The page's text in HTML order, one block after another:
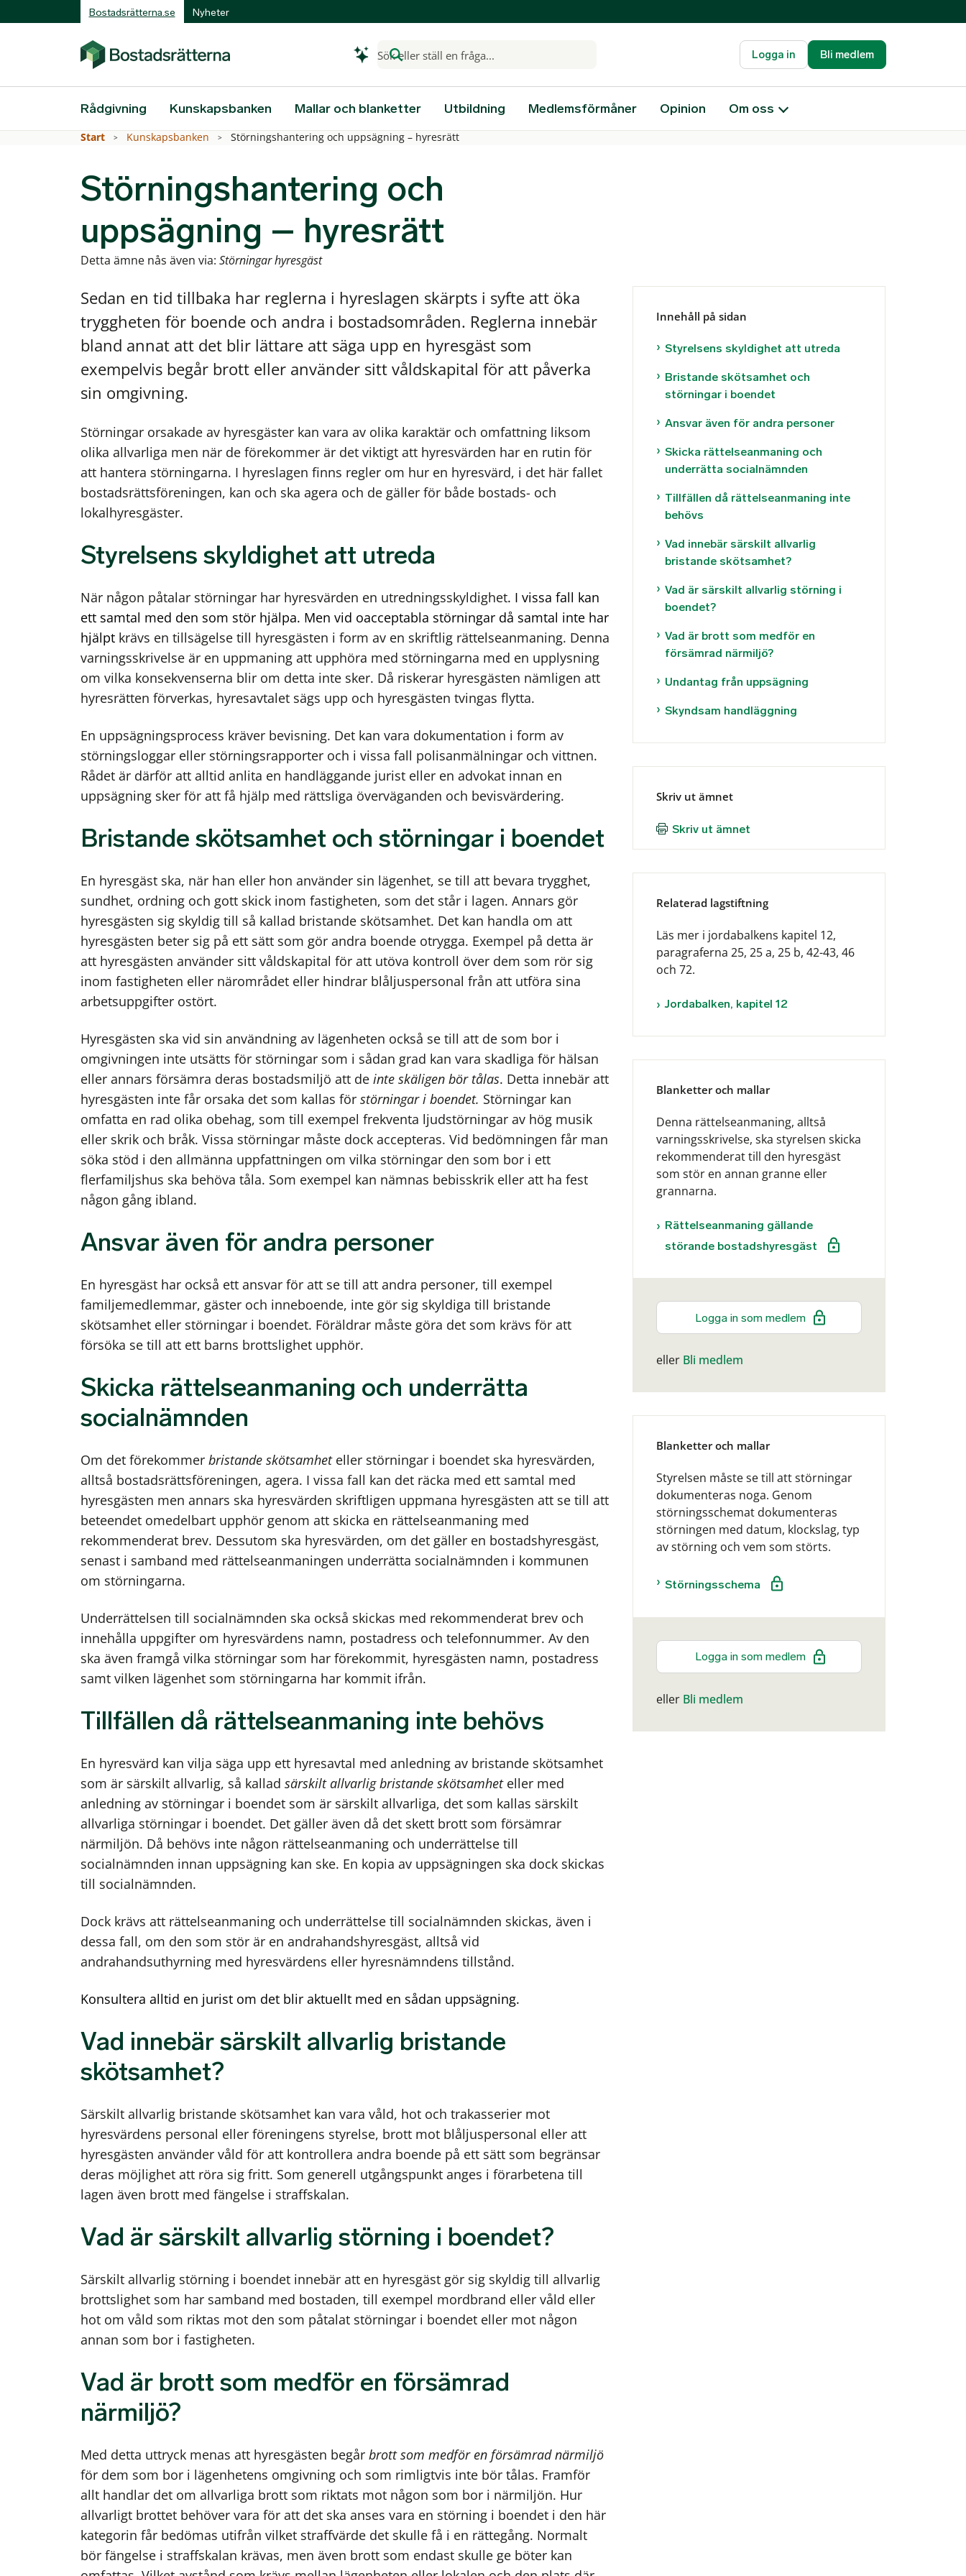
Bostadsrätterna.se Nyheter
Logga in Bli medlem
Sök eller ställ en fråga...
Rådgivning Kunskapsbanken Mallar och blanketter Utbildning Medlemsförmåner Opinion Om oss
Start Kunskapsbanken Störningshantering och uppsägning – hyresrätt
Störningshantering och
uppsägning – hyresrätt
Detta ämne nås även via: Störningar hyresgäst
Innehåll på sidan
Styrelsens skyldighet att utreda
Bristande skötsamhet och
störningar i boendet
Ansvar även för andra personer
Skicka rättelseanmaning och
underrätta socialnämnden
Tillfällen då rättelseanmaning inte
behövs
Vad innebär särskilt allvarlig
bristande skötsamhet?
Vad är särskilt allvarlig störning i
boendet?
Vad är brott som medför en
försämrad närmiljö?
Undantag från uppsägning
Skyndsam handläggning
Skriv ut ämnet
Skriv ut ämnet
Relaterad lagstiftning
Läs mer i jordabalkens kapitel 12,
paragraferna 25, 25 a, 25 b, 42-43, 46
och 72.
Jordabalken, kapitel 12
Blanketter och mallar
Denna rättelseanmaning, alltså
varningsskrivelse, ska styrelsen skicka
rekommenderat till den hyresgäst
som stör en annan granne eller
grannarna.
Rättelseanmaning gällande
störande bostadshyresgäst
Logga in som medlem
eller Bli medlem
Blanketter och mallar
Styrelsen måste se till att störningar
dokumenteras noga. Genom
störningsschemat dokumenteras
störningen med datum, klockslag, typ
av störning och vem som störts.
Störningsschema
Logga in som medlem
eller Bli medlem
Sedan en tid tillbaka har reglerna i hyreslagen skärpts i syfte att öka
tryggheten för boende och andra i bostadsområden. Reglerna innebär
bland annat att det blir lättare att säga upp en hyresgäst som
exempelvis begår brott eller använder sitt våldskapital för att påverka
sin omgivning.
Störningar orsakade av hyresgäster kan vara av olika karaktär och omfattning liksom
olika allvarliga men när de förekommer är det viktigt att hyresvärden har en rutin för
att hantera störningarna. I hyreslagen finns regler om hur en hyresvärd, i det här fallet
bostadsrättsföreningen, kan och ska agera och de gäller för både bostads- och
lokalhyresgäster.
Styrelsens skyldighet att utreda
När någon påtalar störningar har hyresvärden en utredningsskyldighet. I vissa fall kan
ett samtal med den som stör hjälpa. Men vid oacceptabla störningar då samtal inte har
hjälpt krävs en tillsägelse till hyresgästen i form av en skriftlig rättelseanmaning. Denna
varningsskrivelse är en uppmaning att upphöra med störningarna med en upplysning
om vilka konsekvenserna blir om detta inte sker. Då riskerar hyresgästen nämligen att
hyresrätten förverkas, hyresavtalet sägs upp och hyresgästen tvingas flytta.
En uppsägningsprocess kräver bevisning. Det kan vara dokumentation i form av
störningsloggar eller störningsrapporter och i vissa fall polisanmälningar och vittnen.
Rådet är därför att alltid anlita en handläggande jurist eller en advokat innan en
uppsägning sker för att få hjälp med rättsliga överväganden och bevisvärdering.
Bristande skötsamhet och störningar i boendet
En hyresgäst ska, när han eller hon använder sin lägenhet, se till att bevara trygghet,
sundhet, ordning och gott skick inom fastigheten, som det står i lagen. Annars gör
hyresgästen sig skyldig till så kallad bristande skötsamhet. Det kan handla om att
hyresgästen beter sig på ett sätt som gör andra boende otrygga. Exempel på detta är
att hyresgästen använder sitt våldskapital för att utöva kontroll över dem som rör sig
inom fastigheten eller närområdet eller hindrar blåljuspersonal från att utföra sina
arbetsuppgifter ostört.
Hyresgästen ska vid sin användning av lägenheten också se till att de som bor i
omgivningen inte utsätts för störningar som i sådan grad kan vara skadliga för hälsan
eller annars försämra deras bostadsmiljö att de inte skäligen bör tålas. Detta innebär att
hyresgästen inte får orsaka det som kallas för störningar i boendet. Störningar kan
omfatta en rad olika obehag, som till exempel frekventa ljudstörningar av hög musik
eller skrik och bråk. Vissa störningar måste dock accepteras. Vid bedömningen får man
söka stöd i den allmänna uppfattningen om vilka störningar den som bor i ett
flerfamiljshus ska behöva tåla. Som exempel kan nämnas bebisskrik eller att ha fest
någon gång ibland.
Ansvar även för andra personer
En hyresgäst har också ett ansvar för att se till att andra personer, till exempel
familjemedlemmar, gäster och inneboende, inte gör sig skyldiga till bristande
skötsamhet eller störningar i boendet. Föräldrar måste göra det som krävs för att
försöka se till att ett barns brottslighet upphör.
Skicka rättelseanmaning och underrätta
socialnämnden
Om det förekommer bristande skötsamheteller störningar i boendet ska hyresvärden,
alltså bostadsrättsföreningen, agera. I vissa fall kan det räcka med ett samtal med
hyresgästen men annars ska hyresvärden skriftligen uppmana hyresgästen att se till att
beteendet omedelbart upphör genom att skicka en rättelseanmaning med
rekommenderat brev. Dessutom ska hyresvärden, om det gäller en bostadshyresgäst,
senast i samband med rättelseanmaningen underrätta socialnämnden i kommunen
om störningarna.
Underrättelsen till socialnämnden ska också skickas med rekommenderat brev och
innehålla uppgifter om hyresvärdens namn, postadress och telefonnummer. Av den
ska även framgå vilka störningar som har förekommit, hyresgästen namn, postadress
samt vilken lägenhet som störningarna har kommit ifrån.
Tillfällen då rättelseanmaning inte behövs
En hyresvärd kan vilja säga upp ett hyresavtal med anledning av bristande skötsamhet
som är särskilt allvarlig, så kallad särskilt allvarlig bristande skötsamhet eller med
anledning av störningar i boendet som är särskilt allvarliga, det som kallas särskilt
allvarliga störningar i boendet. Det gäller även då det skett brott som försämrar
närmiljön. Då behövs inte någon rättelseanmaning och underrättelse till
socialnämnden innan uppsägning kan ske. En kopia av uppsägningen ska dock skickas
till socialnämnden.
Dock krävs att rättelseanmaning och underrättelse till socialnämnden skickas, även i
dessa fall, om den som stör är en andrahandshyresgäst, alltså vid
andrahandsuthyrning med hyresvärdens eller hyresnämndens tillstånd.
Konsultera alltid en jurist om det blir aktuellt med en sådan uppsägning.
Vad innebär särskilt allvarlig bristande
skötsamhet?
Särskilt allvarlig bristande skötsamhet kan vara våld, hot och trakasserier mot
hyresvärdens personal eller föreningens styrelse, brott mot blåljuspersonal eller att
hyresgästen använder våld för att kontrollera andra boende på ett sätt som begränsar
deras möjlighet att röra sig fritt. Som generell utgångspunkt anges i förarbetena till
lagen även brott med fängelse i straffskalan.
Vad är särskilt allvarlig störning i boendet?
Särskilt allvarlig störning i boendet innebär att en hyresgäst gör sig skyldig till allvarlig
brottslighet som har samband med bostaden, till exempel mordbrand eller våld eller
hot om våld som riktas mot den som påtalat störningar i boendet eller mot någon
annan som bor i fastigheten.
Vad är brott som medför en försämrad
närmiljö?
Med detta uttryck menas att hyresgästen begår brott som medför en försämrad närmiljö
för dem som bor i lägenhetens omgivning och som rimligtvis inte bör tålas. Framför
allt handlar det om allvarliga brott som riktats mot någon som bor i närmiljön. Hur
allvarligt brottet behöver vara för att det ska anses vara en störning i boendet i den här
kategorin får bedömas utifrån vilket straffvärde det skulle få i en rättegång. Normalt
bör fängelse i straffskalan krävas, men även brott som endast skulle ge böter kan